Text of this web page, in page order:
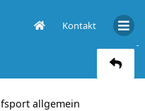
Kontakt
fühlt ihr euch darin?)
allgemein